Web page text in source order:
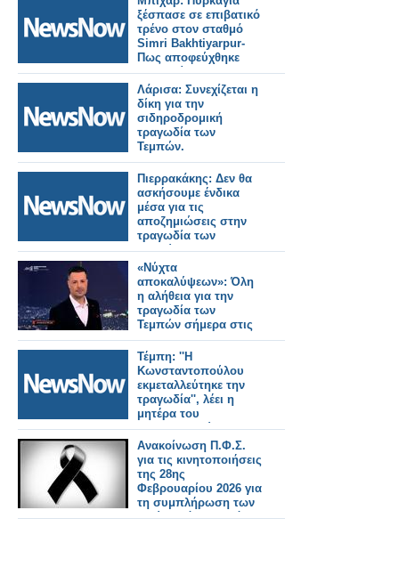
ξέσπασε σε επιβατικό
τρένο στον σταθμό
Simri Bakhtiyarpur-
Πως αποφεύχθηκε
τραγωδία.
Λάρισα: Συνεχίζεται η
δίκη για την
σιδηροδρομική
τραγωδία των
Τεμπών.
Πιερρακάκης: Δεν θα
ασκήσουμε ένδικα
μέσα για τις
αποζημιώσεις στην
τραγωδία των
Τεμπών.
«Νύχτα
αποκαλύψεων»: Όλη
η αλήθεια για την
τραγωδία των
Τεμπών σήμερα στις
24:00 στον ΑΝΤ1
Τέμπη: ''Η
Κωνσταντοπούλου
εκμεταλλεύτηκε την
τραγωδία'', λέει η
μητέρα του
μηχανοδηγού της
εμπορικής
αμαξοστοιχίας
Ανακοίνωση Π.Φ.Σ.
για τις κινητοποιήσεις
της 28ης
Φεβρουαρίου 2026 για
τη συμπλήρωση των
τριών χρόνων από